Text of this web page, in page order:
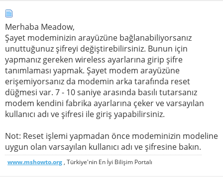
Merhaba Meadow,
Şayet modeminizin arayüzüne bağlanabiliyorsanız
unuttuğunuz şifreyi değiştirebilirsiniz. Bunun için
yapmanız gereken wireless ayarlarına girip şifre
tanımlaması yapmak. Şayet modem arayüzüne
erişemiyorsanız da modemin arka tarafında reset
düğmesi var. 7 - 10 saniye arasında basılı tutarsanız
modem kendini fabrika ayarlarına çeker ve varsayılan
kullanıcı adı ve şifresi ile giriş yapabilirsiniz.
Not: Reset işlemi yapmadan önce modeminizin modeline
uygun olan varsayılan kullanıcı adı ve şifresine bakın.
www.mshowto.org , Türkiye'nin En İyi Bilişim Portalı